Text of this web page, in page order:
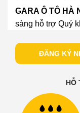
GARA Ô TÔ HÀ
sàng hỗ trợ Quý
ĐĂNG KÝ
HỖ